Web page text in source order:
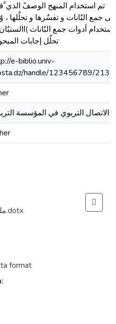
تم استخدام المنهج الوصفً الذي
جمع البٌانات و تفسٌرها و تحلٌلها ،
استخدام أدوات جمع البٌانات
تحلٌل إجابات
e-biblio.univ-
handle/123456789/
الاتصال التربوي في المؤسسة
ملخص الدراسة.dotx
format